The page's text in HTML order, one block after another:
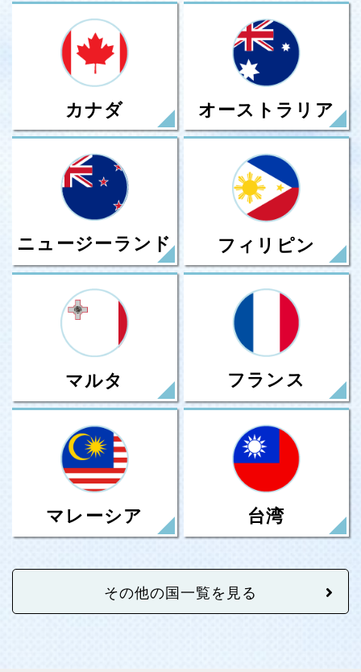
カナダ オーストラリア
ニュージーランド フィリピン
マルタ フランス
マレーシア 台湾
その他の国一覧を見る